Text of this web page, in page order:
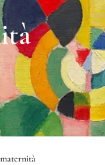
maternità